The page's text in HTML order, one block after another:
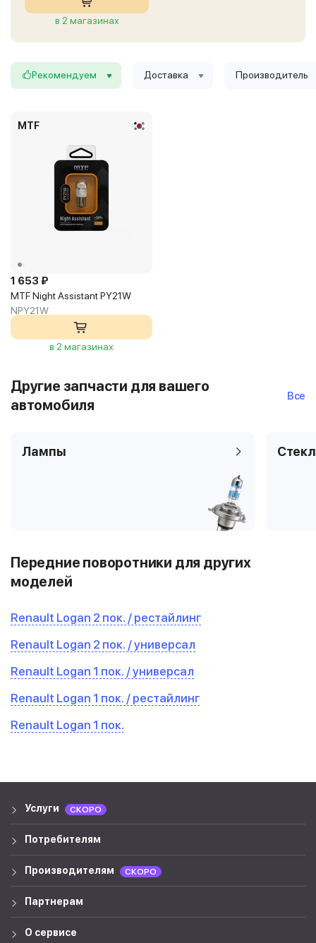
в 2 магазинах
Рекомендуем Доставка Производитель
MTF
1 653 ₽
MTF Night Assistant PY21W
NPY21W
в 2 магазинах
Другие запчасти для вашего
автомобиля
Все
Лампы
Передние поворотники для других
моделей
Renault Logan 2 пок. / рестайлинг
Renault Logan 2 пок. / универсал
Renault Logan 1 пок. / универсал
Renault Logan 1 пок. / рестайлинг
Renault Logan 1 пок.
Услуги СКОРО
Потребителям
Производителям СКОРО
Партнерам
О сервисе